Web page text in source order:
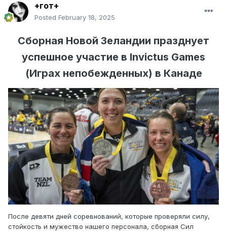
+гот+
Posted February 18, 2025
Сборная Новой Зеландии празднует
успешное участие в Invictus Games
(Играх непобежденных) в Канаде
После девяти дней соревнований, которые проверяли силу,
стойкость и мужество нашего персонала, сборная Сил